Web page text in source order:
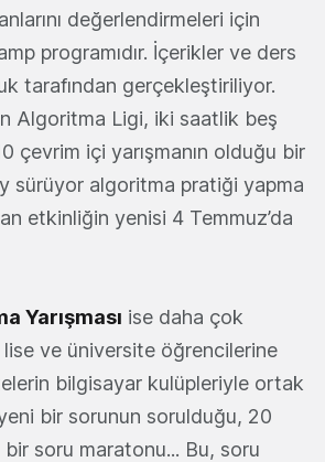
değerlendirmeleri için
programıdır. İçerikler ve ders
tarafından gerçekleştiriliyor.
Algoritma Ligi, iki saatlik beş
çevrim içi yarışmanın olduğu bir
sürüyor algoritma pratiği yapma
etkinliğin yenisi 4 Temmuz’da
Yarışması ise daha çok
lise ve üniversite öğrencilerine
bilgisayar kulüpleriyle ortak
bir sorunun sorulduğu, 20
soru maratonu... Bu, soru